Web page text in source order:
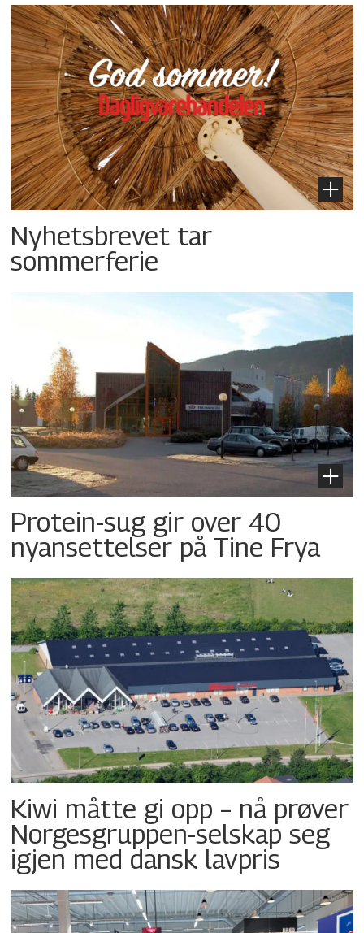
Nyhetsbrevet tar
sommerferie
Protein-sug gir over 40
nyansettelser på Tine Frya
Kiwi måtte gi opp – nå prøver
Norgesgruppen-selskap seg
igjen med dansk lavpris